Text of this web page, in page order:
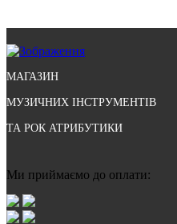
МАГАЗИН
МУЗИЧНИХ ІНСТРУМЕНТІВ
ТА РОК АТРИБУТИКИ
Ми приймаємо до оплати: